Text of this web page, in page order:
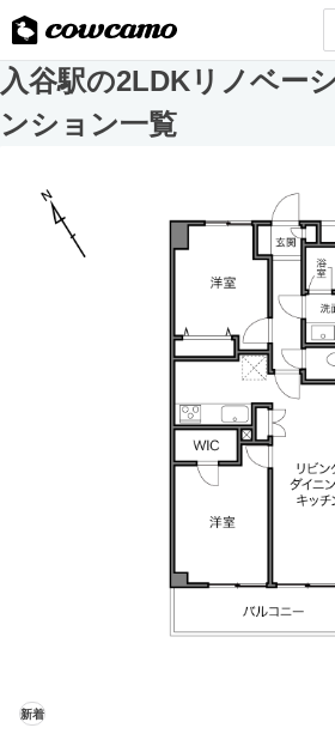
入谷駅の2LDKリノベー
ンション一覧
新着